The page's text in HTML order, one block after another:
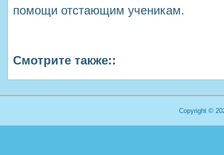
помощи отстающим ученикам.
Смотрите также::
Copyright ©